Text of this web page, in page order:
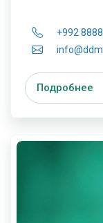
+992
Подробнее